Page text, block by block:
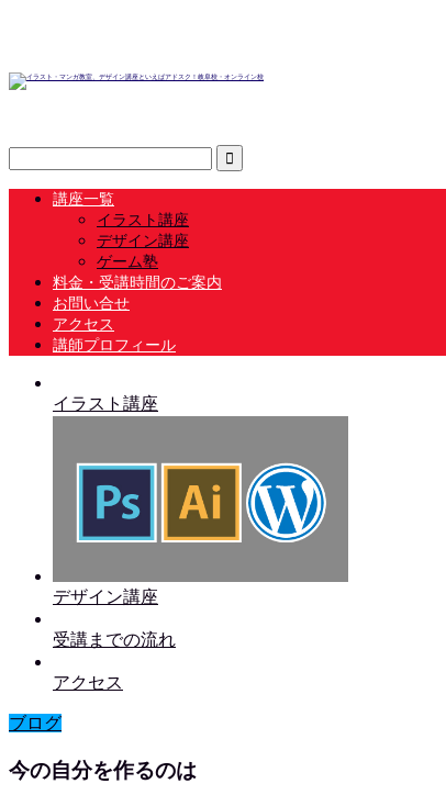
講座一覧
イラスト講座
デザイン講座
ゲーム塾
料金・受講時間のご案内
お問い合せ
アクセス
講師プロフィール
イラスト講座
デザイン講座
受講までの流れ
アクセス
ブログ
今の自分を作るのは